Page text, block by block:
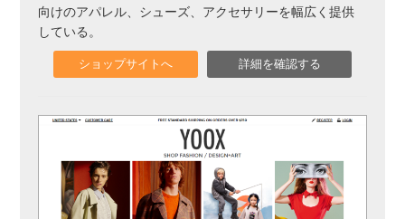
向けのアパレル、シューズ、アクセサリーを幅広く提供
している。
ショップサイトへ 詳細を確認する